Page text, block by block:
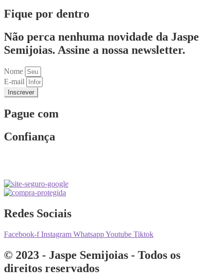
Fique por dentro
Não perca nenhuma novidade da Jaspe
Semijoias. Assine a nossa newsletter.
Nome
E-mail
Inscrever
Pague com
Confiança
Redes Sociais
Facebook-f Instagram WhatsappYoutube Tiktok
© 2023 - Jaspe Semijoias - Todos os
direitos reservados